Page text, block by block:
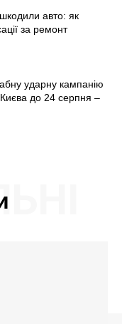
авто: як
за ремонт
ударну кампанію
до 24 серпня –